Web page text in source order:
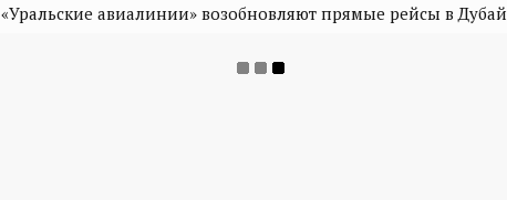
«Уральские авиалинии» возобновляют прямые рейсы в Дубай